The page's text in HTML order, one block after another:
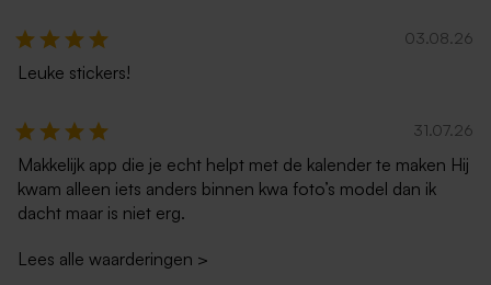
03.08.26
Leuke stickers!
31.07.26
Makkelijk app die je echt helpt met de kalender te maken Hij
kwam alleen iets anders binnen kwa foto’s model dan ik
dacht maar is niet erg.
Lees alle waarderingen >